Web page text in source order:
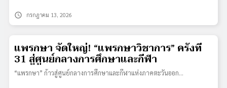
schedule กรกฎาคม 13, 2026
แพรกษา จัดใหญ่! “แพรกษาวิชาการ” ครั้งที่
31 สู่ศูนย์กลางการศึกษาและกีฬา
“แพรกษา” ก้าวสู่ศูนย์กลางการศึกษาและกีฬาแห่งภาคตะวันออก…